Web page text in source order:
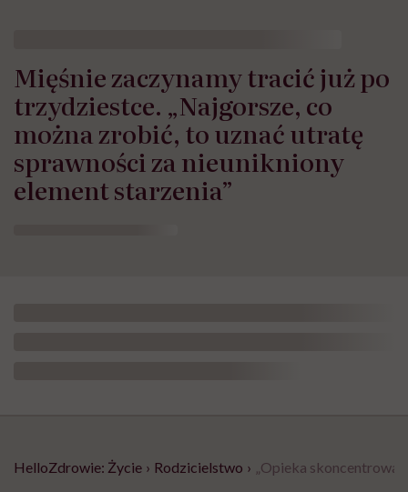
Mięśnie zaczynamy tracić już po
trzydziestce. „Najgorsze, co
można zrobić, to uznać utratę
sprawności za nieunikniony
element starzenia”
HelloZdrowie: Życie › Rodzicielstwo › „Opieka